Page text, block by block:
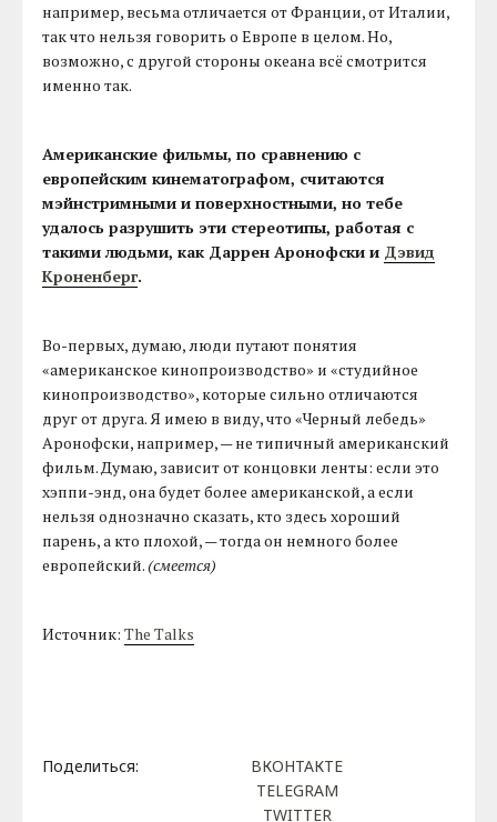
например, весьма отличается от Франции, от Италии,
так что нельзя говорить о Европе в целом. Но,
возможно, с другой стороны океана всё смотрится
именно так.
Американские фильмы, по сравнению с
европейским кинематографом, считаются
мэйнстримными и поверхностными, но тебе
удалось разрушить эти стереотипы, работая с
такими людьми, как Даррен Аронофски и Дэвид
Кроненберг.
Во-первых, думаю, люди путают понятия
«американское кинопроизводство» и «студийное
кинопроизводство», которые сильно отличаются
друг от друга. Я имею в виду, что «Черный лебедь»
Аронофски, например, — не типичный американский
фильм. Думаю, зависит от концовки ленты: если это
хэппи-энд, она будет более американской, а если
нельзя однозначно сказать, кто здесь хороший
парень, а кто плохой, — тогда он немного более
европейский.(смеется)
Источник:The Talks
Поделиться:
ВКОНТАКТЕ
TELEGRAM
TWITTER